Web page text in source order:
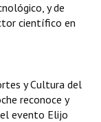
y de
científico en
y Cultura del
reconoce y
evento Elijo